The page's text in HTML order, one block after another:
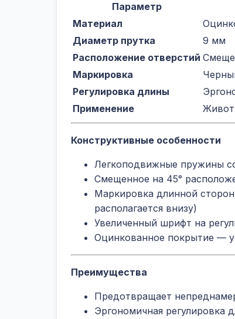
Параметр
Материал
Диаметр прутка
9 мм
Расположение отверстий
Маркировка
Регулировка длины
Применение
Конструктивные особенности
Легкоподвижные пружины
Смещенное на 45°
Маркировка длинной
располагается внизу)
Увеличенный шрифт на
Оцинкованное покрытие —
Преимущества
Предотвращает
Эргономичная